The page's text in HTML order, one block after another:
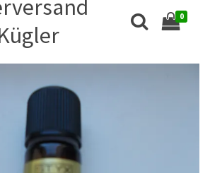
0